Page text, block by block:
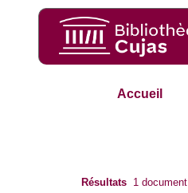
Accueil
Résultats 1 document